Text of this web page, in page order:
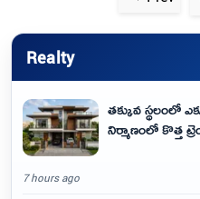
Realty
తక్కువ స్థలంలో
నిర్మాణంలో కొత్త
7 hours ago